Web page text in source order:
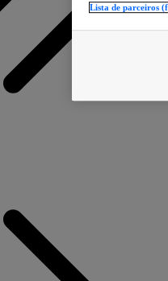
Lista de parceiros